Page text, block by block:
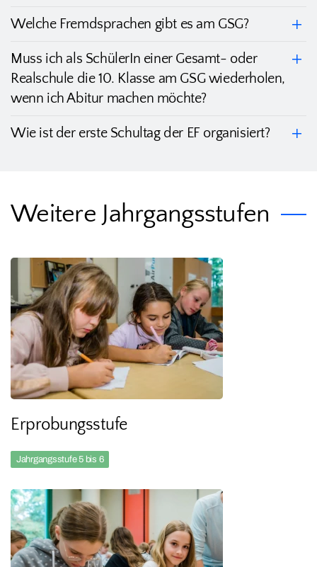
Welche Fremdsprachen gibt es am GSG?
Muss ich als SchülerIn einer Gesamt- oder
Realschule die 10. Klasse am GSG wiederholen,
wenn ich Abitur machen möchte?
Wie ist der erste Schultag der EF organisiert?
Weitere Jahrgangsstufen
Erprobungsstufe
Jahrgangsstufe 5 bis 6